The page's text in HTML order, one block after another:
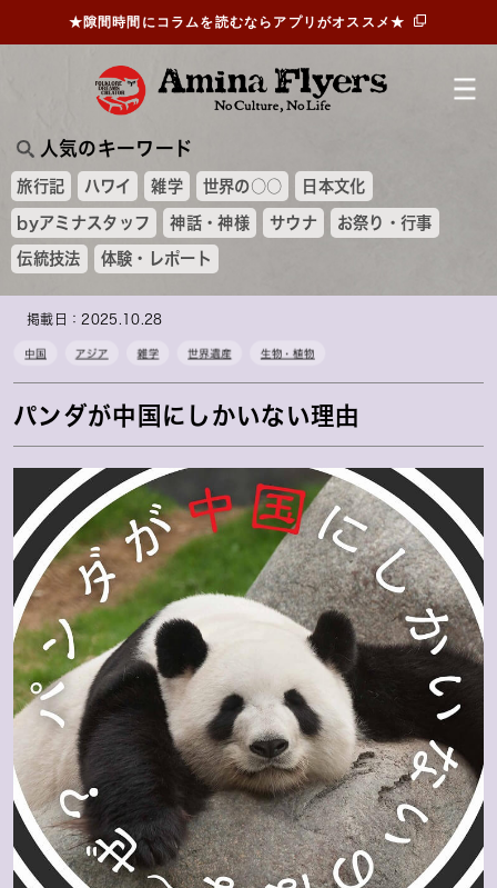
人気のキーワード
旅行記 ハワイ 雑学 世界の○○ 日本文化
byアミナスタッフ 神話・神様 サウナ お祭り・行事
伝統技法 体験・レポート
★隙間時間にコラムを読むならアプリがオススメ★
掲載日：2025.10.28
中国 アジア 雑学 世界遺産 生物・植物
パンダが中国にしかいない理由